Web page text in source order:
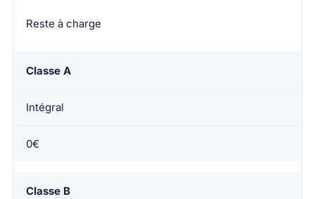
Reste à charge
Classe A
Intégral
0€
Classe B